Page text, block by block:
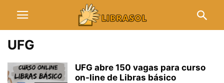
UFG
UFG abre 150 vagas para curso
on-line de Libras básico